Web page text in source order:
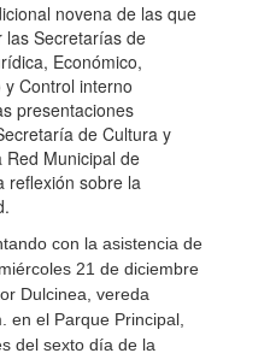
novena de las que
Secretarías de
Económico,
Control interno
presentaciones
de Cultura y
Red Municipal de
reflexión sobre la
con la asistencia de
21 de diciembre
Dulcinea, vereda
en el Parque Principal,
del sexto día de la